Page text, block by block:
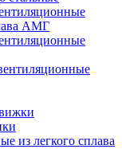
АМГ
из легкого сплава